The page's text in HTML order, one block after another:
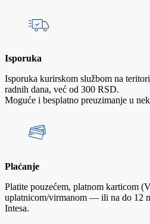
Isporuka
Isporuka kurirskom službom na
radnih dana, već od 300 RSD.
Moguće i besplatno preuzimanje u
Plaćanje
Platite pouzećem, platnom karticom
uplatnicom/virmanom — ili na do 12
Intesa.